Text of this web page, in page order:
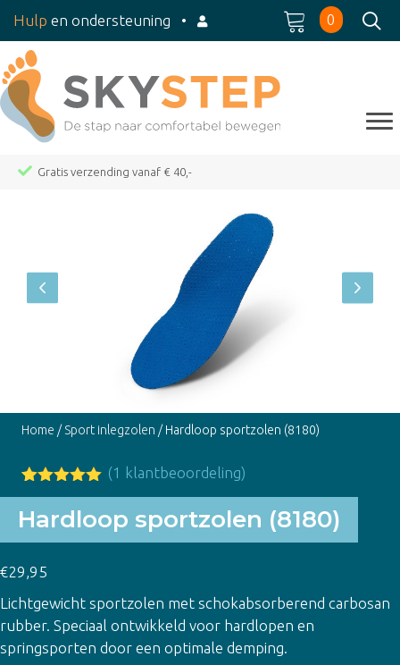
Hulp en ondersteuning • 0
Gratis verzending vanaf € 40,-
Home / Sport inlegzolen / Hardloop sportzolen (8180)
Gewaardeer
d
op
5
gebaseerd
1
waardering
(1 klantbeoordeling)
Hardloop sportzolen (8180)
€29,95
Lichtgewicht sportzolen met schokabsorberend carbosan
rubber. Speciaal ontwikkeld voor hardlopen en
springsporten door een optimale demping.